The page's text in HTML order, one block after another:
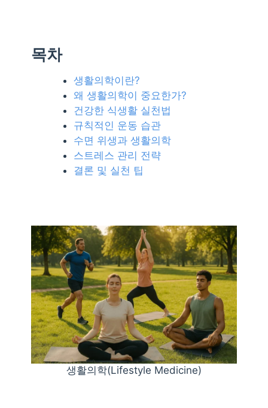
목차
생활의학이란?
왜 생활의학이 중요한가?
건강한 식생활 실천법
규칙적인 운동 습관
수면 위생과 생활의학
스트레스 관리 전략
결론 및 실천 팁
생활의학(Lifestyle Medicine)